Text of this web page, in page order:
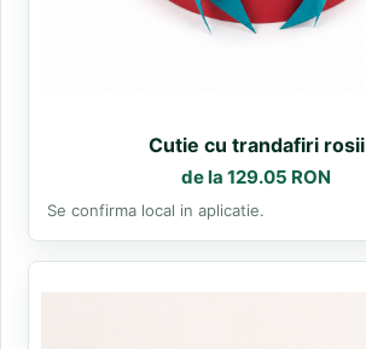
Cutie cu trandafiri rosii
de la 129.05 RON
Se confirma local in aplicatie.